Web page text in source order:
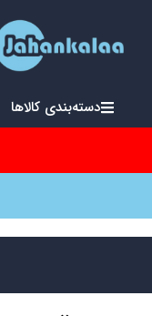
دسته‌بندی کالاها